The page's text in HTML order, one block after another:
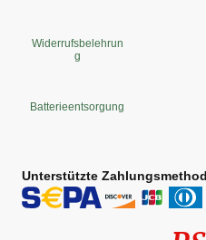
Widerrufsbelehrun
g
Batterieentsorgung
Unterstützte